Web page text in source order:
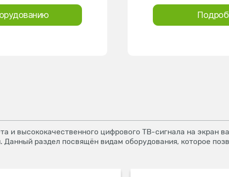
и высококачественного цифрового ТВ-сигнала на экран
Данный раздел посвящён видам оборудования, которое